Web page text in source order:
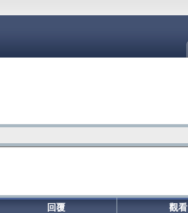
回覆 觀看